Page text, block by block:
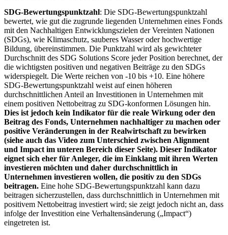
SDG-Bewertungspunktzahl: Die SDG-Bewertungspunktzahl
bewertet, wie gut die zugrunde liegenden Unternehmen eines Fonds
mit den Nachhaltigen Entwicklungszielen der Vereinten Nationen
(SDGs), wie Klimaschutz, sauberes Wasser oder hochwertige
Bildung, übereinstimmen. Die Punktzahl wird als gewichteter
Durchschnitt des SDG Solutions Score jeder Position berechnet, der
die wichtigsten positiven und negativen Beiträge zu den SDGs
widerspiegelt. Die Werte reichen von -10 bis +10. Eine höhere
SDG-Bewertungspunktzahl weist auf einen höheren
durchschnittlichen Anteil an Investitionen in Unternehmen mit
einem positiven Nettobeitrag zu SDG-konformen Lösungen hin.
Dies ist jedoch kein Indikator für die reale Wirkung oder den
Beitrag des Fonds, Unternehmen nachhaltiger zu machen oder
positive Veränderungen in der Realwirtschaft zu bewirken
(siehe auch das Video zum Unterschied zwischen Alignment
und Impact im unteren Bereich dieser Seite). Dieser Indikator
eignet sich eher für Anleger, die im Einklang mit ihren Werten
investieren möchten und daher durchschnittlich in
Unternehmen investieren wollen, die positiv zu den SDGs
beitragen. Eine hohe SDG-Bewertungspunktzahl kann dazu
beitragen sicherzustellen, dass durchschnittlich in Unternehmen mit
positivem Nettobeitrag investiert wird; sie zeigt jedoch nicht an, dass
infolge der Investition eine Verhaltensänderung („Impact“)
eingetreten ist.